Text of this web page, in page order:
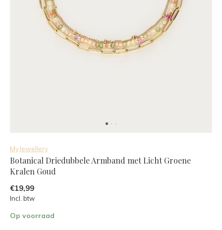
MyJewellery
Botanical Driedubbele Armband met Licht Groene
Kralen Goud
€19,99
Incl. btw
Op voorraad